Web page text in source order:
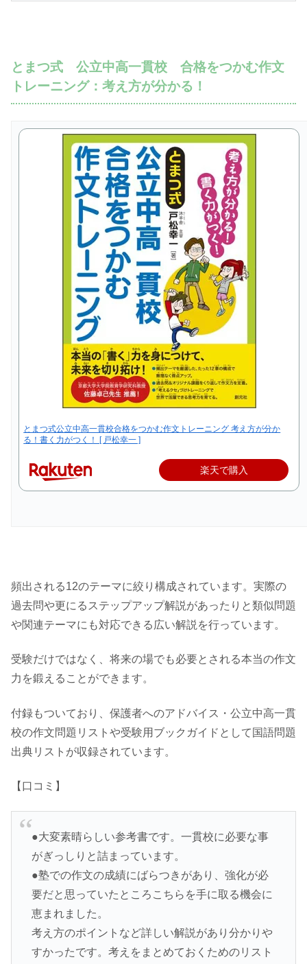
とまつ式 公立中高一貫校 合格をつかむ作文
トレーニング：考え方が分かる！
とまつ式公立中高一貫校合格をつかむ作文トレーニング 考え方が分か
る！書く力がつく！ [ 戸松幸一 ]
楽天で購入
頻出される12のテーマに絞り構成されています。実際の
過去問や更にるステップアップ解説があったりと類似問題
や関連テーマにも対応できる広い解説を行っています。
受験だけではなく、将来の場でも必要とされる本当の作文
力を鍛えることができます。
付録もついており、保護者へのアドバイス・公立中高一貫
校の作文問題リストや受験用ブックガイドとして国語問題
出典リストが収録されています。
【口コミ】
●大変素晴らしい参考書です。一貫校に必要な事
がぎっしりと詰まっています。
●塾での作文の成績にばらつきがあり、強化が必
要だと思っていたところこちらを手に取る機会に
恵まれました。
考え方のポイントなど詳しい解説があり分かりや
すかったです。考えをまとめておくためのリスト